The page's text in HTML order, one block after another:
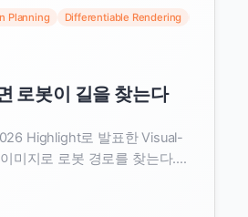
Planning Differentiable Rendering
로봇이 길을 찾는다
Highlight로 발표한 Visual-
미지로 로봇 경로를 찾는다.